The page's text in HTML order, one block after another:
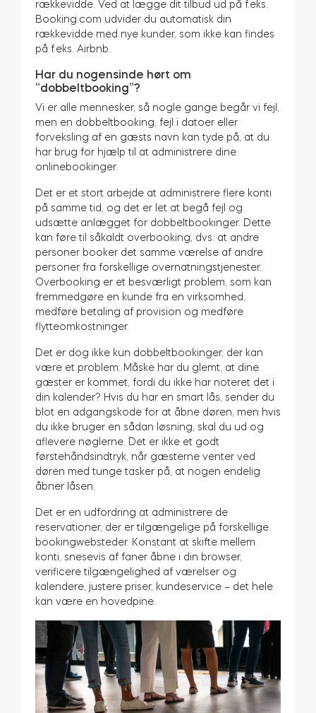
rækkevidde. Ved at lægge dit tilbud ud på f.eks.
Booking.com udvider du automatisk din
rækkevidde med nye kunder, som ikke kan findes
på f.eks. Airbnb.
Har du nogensinde hørt om
“dobbeltbooking”?
Vi er alle mennesker, så nogle gange begår vi fejl,
men en dobbeltbooking, fejl i datoer eller
forveksling af en gæsts navn kan tyde på, at du
har brug for hjælp til at administrere dine
onlinebookinger.
Det er et stort arbejde at administrere flere konti
på samme tid, og det er let at begå fejl og
udsætte anlægget for dobbeltbookinger. Dette
kan føre til såkaldt overbooking, dvs. at andre
personer booker det samme værelse af andre
personer fra forskellige overnatningstjenester.
Overbooking er et besværligt problem, som kan
fremmedgøre en kunde fra en virksomhed,
medføre betaling af provision og medføre
flytteomkostninger.
Det er dog ikke kun dobbeltbookinger, der kan
være et problem. Måske har du glemt, at dine
gæster er kommet, fordi du ikke har noteret det i
din kalender? Hvis du har en smart lås, sender du
blot en adgangskode for at åbne døren, men hvis
du ikke bruger en sådan løsning, skal du ud og
aflevere nøglerne. Det er ikke et godt
førstehåndsindtryk, når gæsterne venter ved
døren med tunge tasker på, at nogen endelig
åbner låsen.
Det er en udfordring at administrere de
reservationer, der er tilgængelige på forskellige
bookingwebsteder. Konstant at skifte mellem
konti, snesevis af faner åbne i din browser,
verificere tilgængelighed af værelser og
kalendere, justere priser, kundeservice – det hele
kan være en hovedpine.